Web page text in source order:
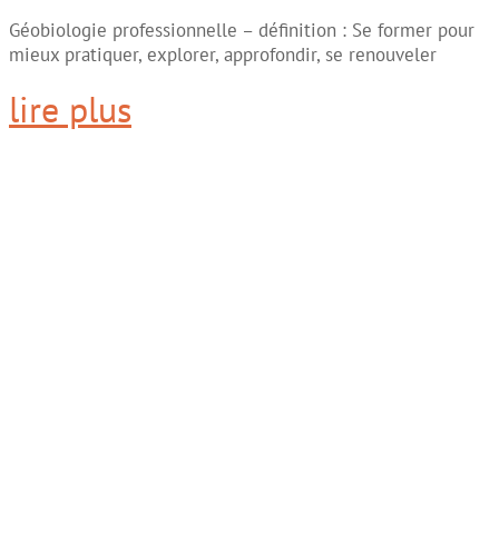
Géobiologie professionnelle – définition : Se former pour
mieux pratiquer, explorer, approfondir, se renouveler
lire plus